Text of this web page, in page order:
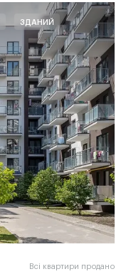
ЗДАНИЙ
Всі квартири продано